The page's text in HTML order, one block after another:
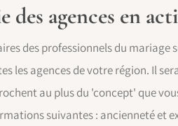
des agences en
des professionnels du
les agences de votre région. Il
au plus du 'concept' que
suivantes : ancienneté et